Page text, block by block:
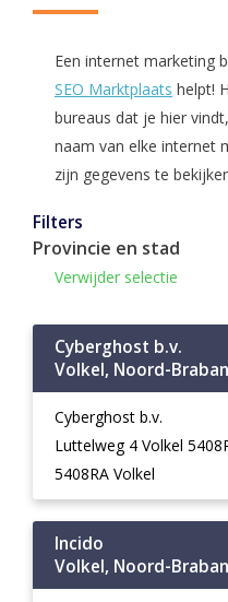
Een internet marketing
SEO Marktplaats helpt!
bureaus dat je hier
naam van elke internet
zijn gegevens te
Filters
Provincie en stad
Verwijder selectie
Cyberghost b.v.
Volkel, Noord-
Cyberghost b.v.
Luttelweg 4 Volkel
5408RA Volkel
Incido
Volkel, Noord-